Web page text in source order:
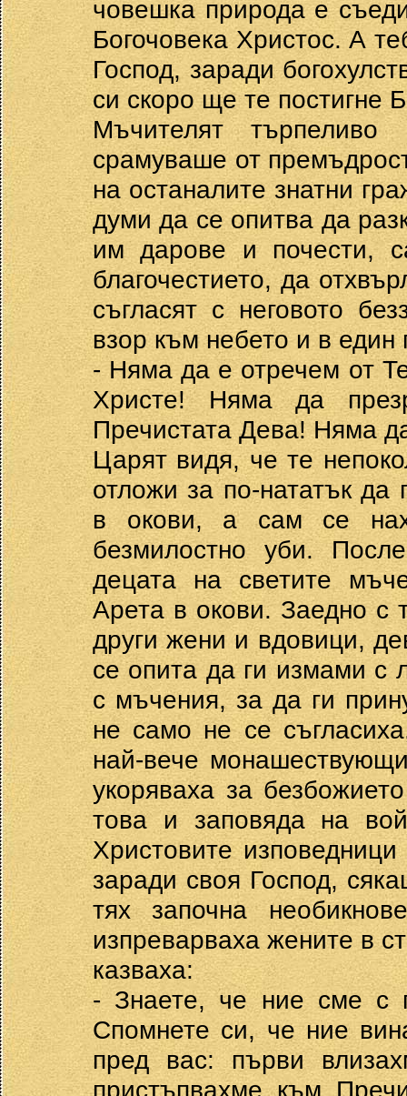
човешка природа е
Богочовека Христос. А
Господ, заради
си скоро ще те постигне
Мъчителят
срамуваше от
на останалите знатни
думи да се опитва да
им дарове и почести,
благочестието, да
съгласят с неговото
взор към небето и в един
- Няма да е отречем от
Христе! Няма да
Пречистата Дева! Няма
Царят видя, че те
отложи за по-нататък
в окови, а сам се
безмилостно уби.
децата на светите
Арета в окови. Заедно с
други жени и вдовици,
се опита да ги измами с
с мъчения, за да ги
не само не се
най-вече
укоряваха за
това и заповяда на
Христовите
заради своя Господ,
тях започна
изпреварваха жените в
казваха:
- Знаете, че ние сме с
Спомнете си, че ние
пред вас: първи
пристъпвахме към